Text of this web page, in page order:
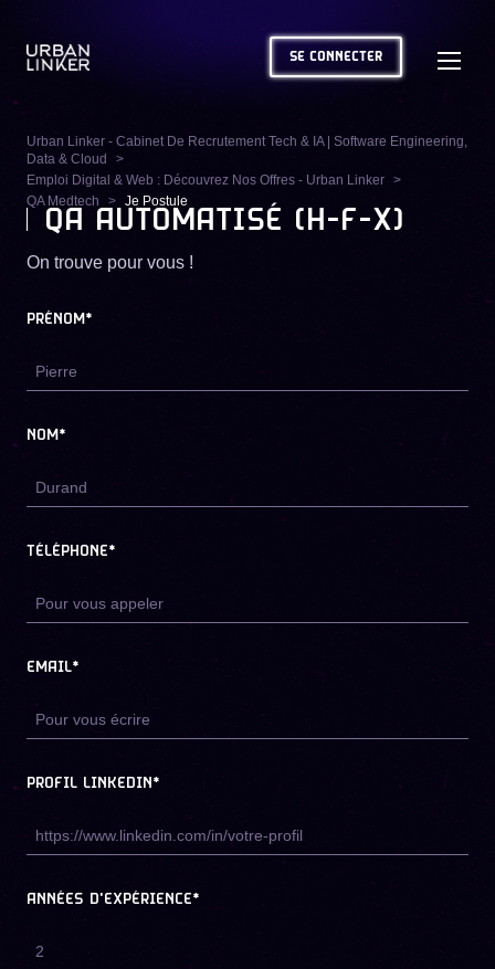
SE CONNECTER
Urban Linker - Cabinet De Recrutement Tech & IA | Software Engineering,
Data & Cloud
Emploi Digital & Web : Découvrez Nos Offres - Urban Linker
QA Medtech
Je Postule
QA AUTOMATISÉ (H-F-X)
On trouve pour vous !
PRÉNOM*
NOM*
TÉLÉPHONE*
EMAIL*
PROFIL LINKEDIN*
ANNÉES D'EXPÉRIENCE*